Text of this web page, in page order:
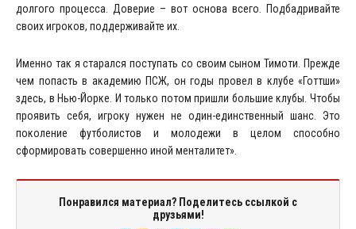
долгого процесса. Доверие – вот основа всего. Подбадривайте
своих игроков, поддерживайте их.
Именно так я старался поступать со своим сыном Тимоти. Прежде
чем попасть в академию ПСЖ, он годы провел в клубе «Готтши»
здесь, в Нью-Йорке. И только потом пришли большие клубы. Чтобы
проявить себя, игроку нужен не один-единственный шанс. Это
поколение футболистов и молодежи в целом способно
сформировать совершенно иной менталитет».
Понравился материал? Поделитесь ссылкой с
друзьями!